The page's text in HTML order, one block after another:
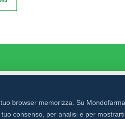
browser memorizza. Su
consenso, per analisi e per